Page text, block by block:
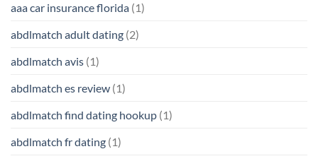
aaa car insurance florida (1)
abdlmatch adult dating (2)
abdlmatch avis (1)
abdlmatch es review (1)
abdlmatch find dating hookup (1)
abdlmatch fr dating (1)